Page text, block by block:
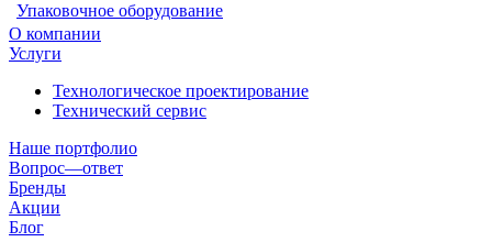
Упаковочное оборудование
О компании
Услуги
Технологическое проектирование
Технический сервис
Наше портфолио
Вопрос—ответ
Бренды
Акции
Блог